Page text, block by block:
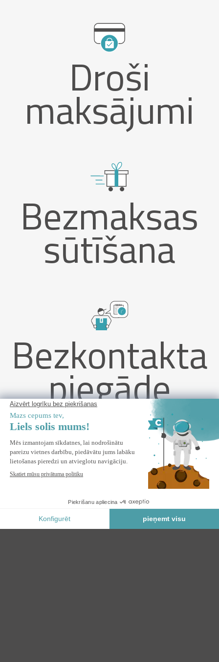
Droši
maksājumi
Bezmaksas
sūtīšana
Bezkontakta
piegāde
FAZZIO 5x3m bēša puskasetes motorizēta markīze ar
stiprinājumu pie griestiem
IEPRIEKŠPASŪTĪJUMS *
Drošs Maksājums